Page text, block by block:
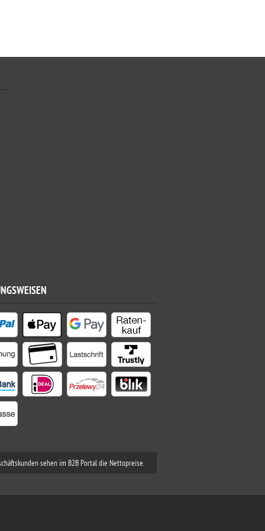
sehen im B2B Portal die Nettopreise.